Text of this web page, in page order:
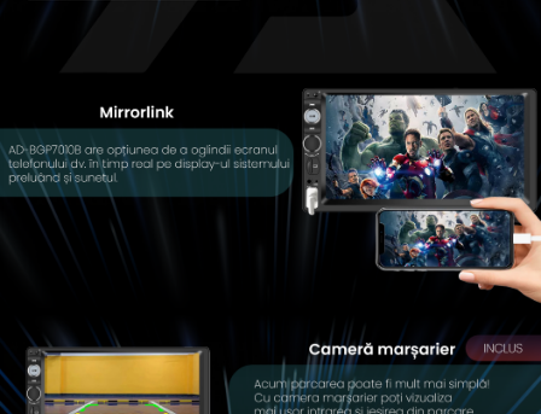
Conectică Opel
Conectică Skoda
Conectică Honda
Conectică Suzuki
Conectică Renault